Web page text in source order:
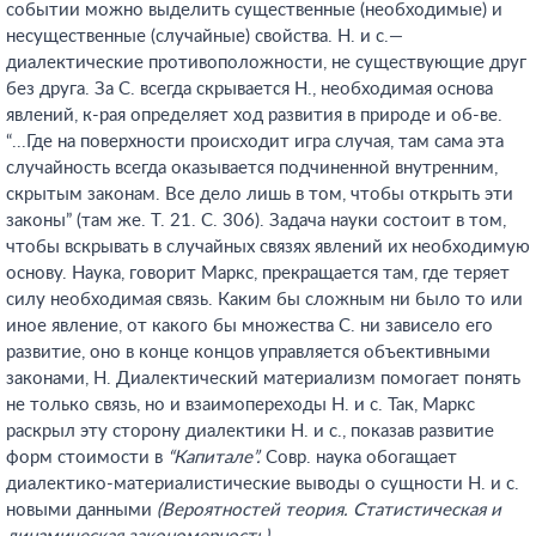
событии можно выделить существенные (необходимые) и
несущественные (случайные) свойства. Н. и с.—
диалектические противоположности, не существующие друг
без друга. За С. всегда скрывается Н., необходимая основа
явлений, к-рая определяет ход развития в природе и об-ве.
“...Где на поверхности происходит игра случая, там сама эта
случайность всегда оказывается подчиненной внутренним,
скрытым законам. Все дело лишь в том, чтобы открыть эти
законы” (там же. Т. 21. С. 306). Задача науки состоит в том,
чтобы вскрывать в случайных связях явлений их необходимую
основу. Наука, говорит Маркс, прекращается там, где теряет
силу необходимая связь. Каким бы сложным ни было то или
иное явление, от какого бы множества С. ни зависело его
развитие, оно в конце концов управляется объективными
законами, Н. Диалектический материализм помогает понять
не только связь, но и взаимопереходы Н. и с. Так, Маркс
раскрыл эту сторону диалектики Н. и с., показав развитие
форм стоимости в “Капитале”. Совр. наука обогащает
диалектико-материалистические выводы о сущности Н. и с.
новыми данными (Вероятностей теория. Статистическая и